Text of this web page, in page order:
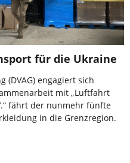
für die Ukraine
(DVAG) engagiert sich
mit „Luftfahrt
fährt der nunmehr fünfte
in die Grenzregion.